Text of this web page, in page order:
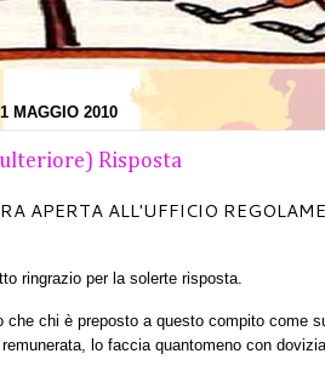
MAGGIO 2010
Risposta
APERTA ALL'UFFICIO
ringrazio per la solerte risposta.
che chi è preposto a questo compito come
lo faccia quantomeno con